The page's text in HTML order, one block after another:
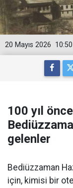
10:50
20 Mayıs 2026
100 yıl
gelenler
Bediüzzaman
için, kimisi bir